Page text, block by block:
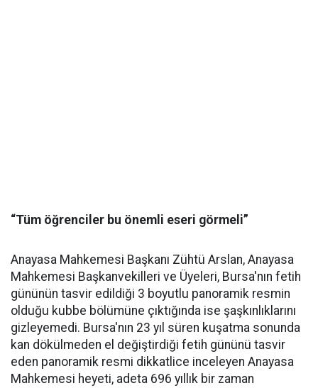
“Tüm öğrenciler bu önemli eseri görmeli”
Anayasa Mahkemesi Başkanı Zühtü Arslan, Anayasa
Mahkemesi Başkanvekilleri ve Üyeleri, Bursa'nın fetih
gününün tasvir edildiği 3 boyutlu panoramik resmin
olduğu kubbe bölümüne çıktığında ise şaşkınlıklarını
gizleyemedi. Bursa'nın 23 yıl süren kuşatma sonunda
kan dökülmeden el değiştirdiği fetih gününü tasvir
eden panoramik resmi dikkatlice inceleyen Anayasa
Mahkemesi heyeti, adeta 696 yıllık bir zaman